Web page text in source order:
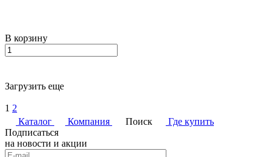
В корзину
Загрузить еще
1 2
Каталог
Компания Поиск
Где купить
Подписаться
на новости и акции